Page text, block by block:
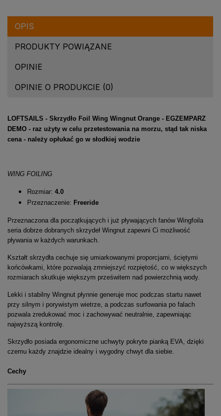
OPIS
PRODUKTY POWIĄZANE
OPINIE
OPINIE O PRODUKCIE (0)
LOFTSAILS - Skrzydło Foil Wing Wingnut Orange - EGZEMPARZ
DEMO - raz użyty w celu przetestowania na morzu, stąd tak niska
cena - należy opłukać go w słodkiej wodzie
WING FOILING
Rozmiar: 4.0
Przeznaczenie: Freeride
Przeznaczona dla początkujących i już pływających fanów Wingfoila
seria dobrze dobranych skrzydeł Wingnut zapewni Ci możliwość
pływania w każdych warunkach.
Kształt skrzydła cechuje się umiarkowanymi proporcjami, ściętymi
końcówkami, które pozwalają zmniejszyć rozpiętość, co w większych
rozmiarach skutkuje większym prześwitem nad powierzchnią wody.
Lekki i stabilny Wingnut płynnie generuje moc podczas startu nawet
przy silnym i porywistym wietrze, a podczas surfowania po falach
pozwala zredukować moc i zachowywać neutralnie, zapewniając
najwyższą kontrolę.
Skrzydło posiada ergonomiczne uchwyty pokryte pianką EVA, dzięki
czemu każdy znajdzie idealny i wygodny chwyt dla siebie.
Cechy